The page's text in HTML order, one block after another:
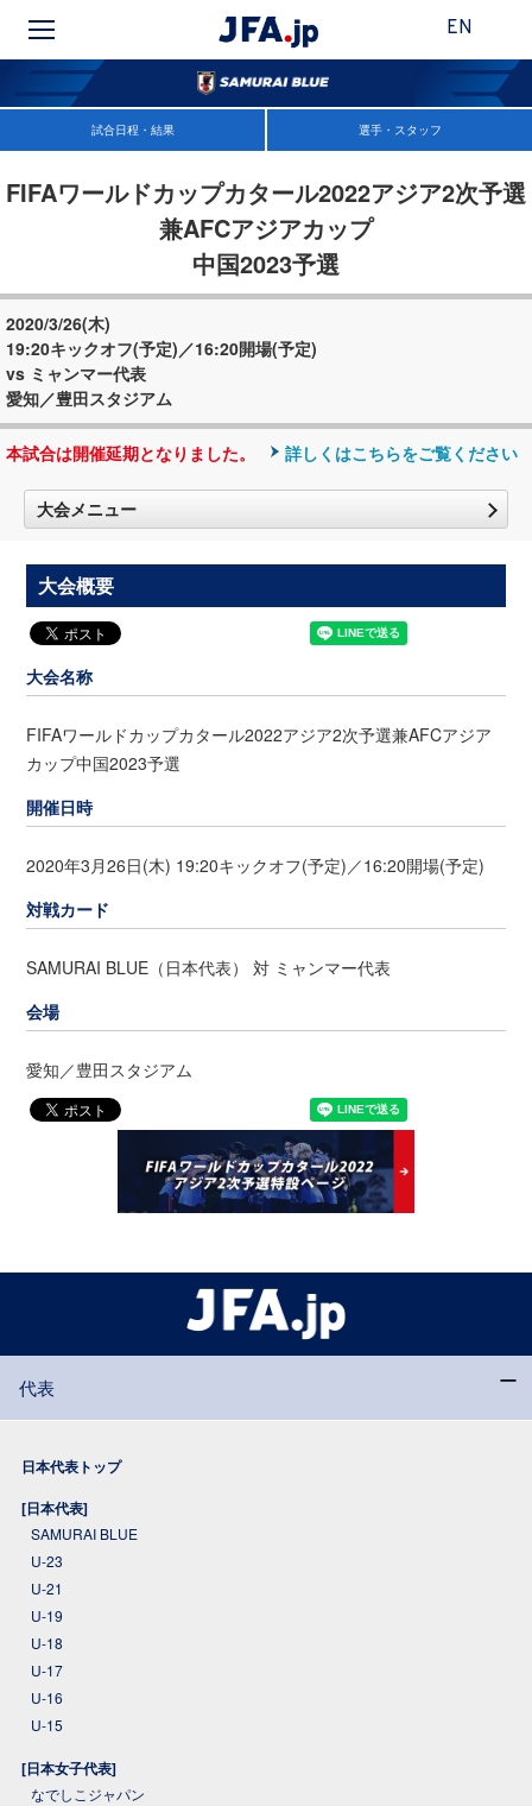
EN
試合日程・結果 選手・スタッフ
FIFAワールドカップカタール2022アジア2次予選
兼AFCアジアカップ
中国2023予選
2020/3/26(木)
19:20キックオフ(予定)／16:20開場(予定)
vs ミャンマー代表
愛知／豊田スタジアム
本試合は開催延期となりました。 詳しくはこちらをご覧ください
大会メニュー
大会概要
大会名称
FIFAワールドカップカタール2022アジア2次予選兼AFCアジア
カップ中国2023予選
開催日時
2020年3月26日(木) 19:20キックオフ(予定)／16:20開場(予定)
対戦カード
SAMURAI BLUE（日本代表） 対 ミャンマー代表
会場
愛知／豊田スタジアム
代表
日本代表トップ
[日本代表]
SAMURAI BLUE
U-23
U-21
U-19
U-18
U-17
U-16
U-15
[日本女子代表]
なでしこジャパン